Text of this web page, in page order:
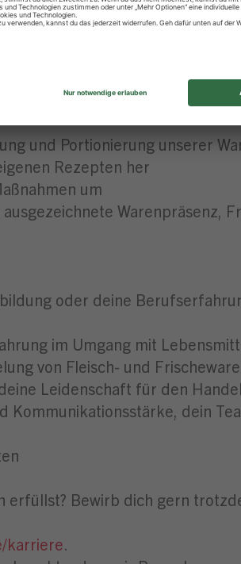
Netzwerke wie z. B.
und Portionierung unserer
Rezepten her
um
Warenpräsenz,
oder deine
im Umgang mit
von Fleisch- und
Leidenschaft für den Handel
Kommunikationsstärke, dein
erfüllst? Bewirb dich gern
karriere.